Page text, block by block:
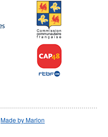
Made by Marlon